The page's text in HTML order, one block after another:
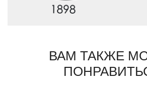
ВАМ ТАКЖЕ